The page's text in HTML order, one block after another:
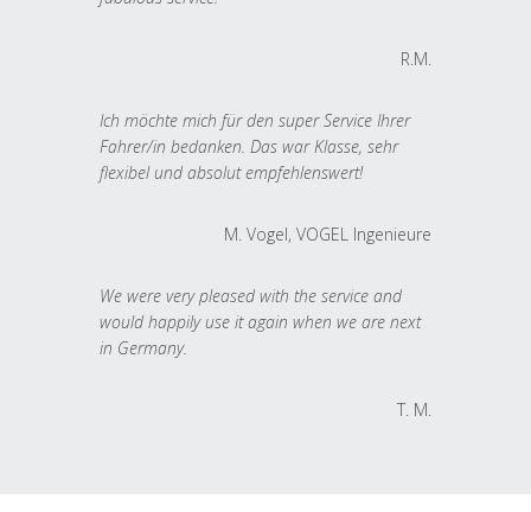
R.M.
Ich möchte mich für den super Service Ihrer
Fahrer/in bedanken. Das war Klasse, sehr
flexibel und absolut empfehlenswert!
M. Vogel, VOGEL Ingenieure
We were very pleased with the service and
would happily use it again when we are next
in Germany.
T. M.